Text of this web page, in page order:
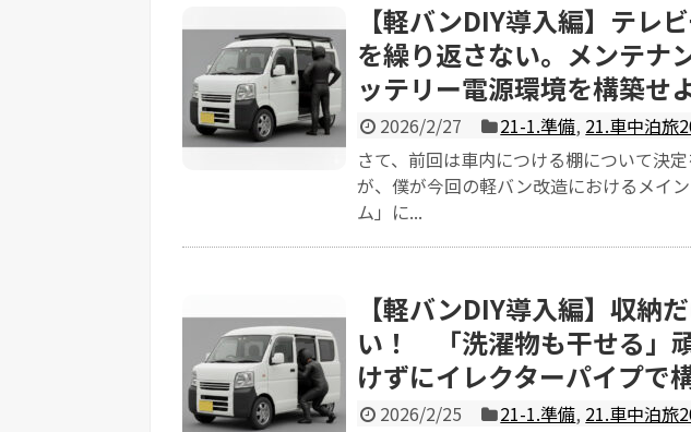
【軽バンDIY導入編】テレ
を繰り返さない。メンテナ
ッテリー電源環境を構築せよ
2026/2/27 21-1.準備, 21.車中泊旅
さて、前回は車内につける棚について決
が、僕が今回の軽バン改造におけるメイ
ム」に...
【軽バンDIY導入編】収納
い！ 「洗濯物も干せる」
けずにイレクターパイプで
2026/2/25 21-1.準備, 21.車中泊旅